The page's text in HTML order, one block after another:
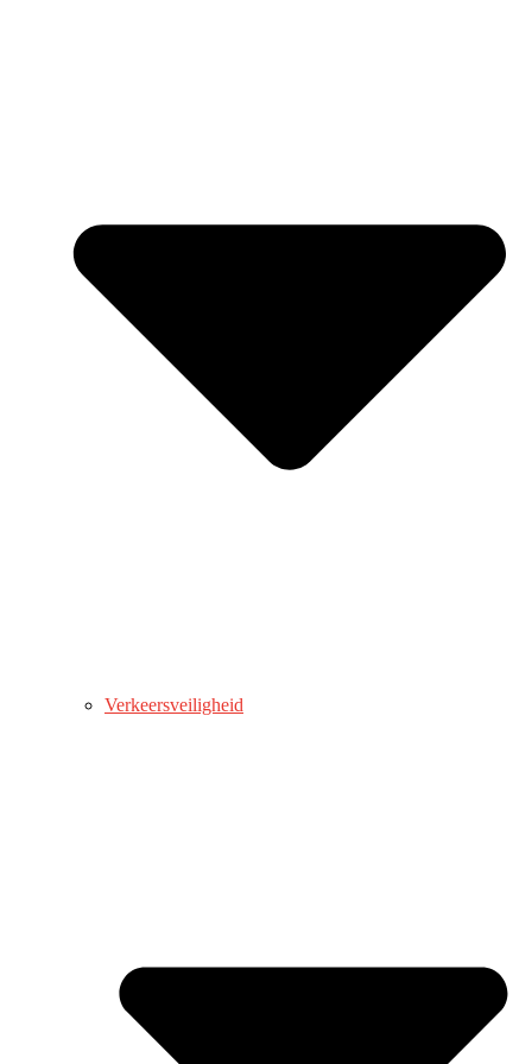
Verkeersveiligheid